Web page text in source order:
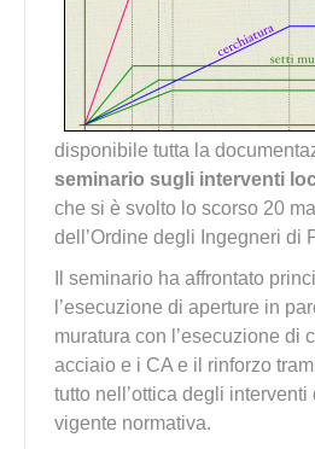
disponibile tutta la
seminario sugli interventi
che si è svolto lo scorso 20
dell’Ordine degli Ingegneri di
Il seminario ha affrontato
l’esecuzione di aperture in
muratura con l’esecuzione di
acciaio e i CA e il rinforzo
tutto nell’ottica degli interventi
vigente normativa.